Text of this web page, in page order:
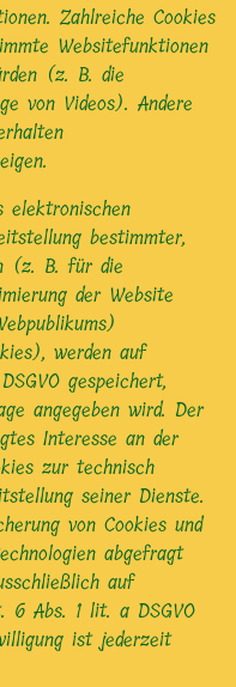
Zahlreiche Cookies
Websitefunktionen
(z. B. die
von Videos). Andere
elektronischen
bestimmter,
(z. B. für die
der Website
werden auf
gespeichert,
angegeben wird. Der
Interesse an der
zur technisch
seiner Dienste.
von Cookies und
abgefragt
auf
6 Abs. 1 lit. a DSGVO
ist jederzeit